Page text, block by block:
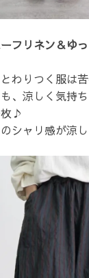
ーフリネン＆ゆ
わりつく服は
、涼しく気持
枚♪
シャリ感が涼